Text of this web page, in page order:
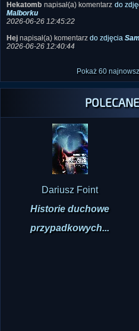
Hekatomb napisał(a) komentarz do
Malborku
2026-06-26 12:45:22
Hej napisał(a) komentarz do zdjęcia
2026-06-26 12:40:44
Pokaż 60
Dariusz Foint
Historie duchowe
przypadkowych...